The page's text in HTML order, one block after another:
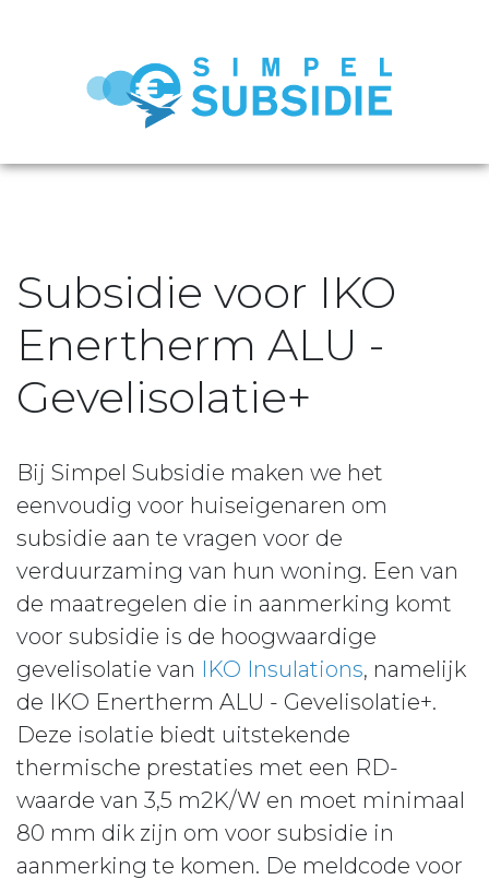
Subsidie voor IKO
Enertherm ALU -
Gevelisolatie+
Bij Simpel Subsidie maken we het
eenvoudig voor huiseigenaren om
subsidie aan te vragen voor de
verduurzaming van hun woning. Een van
de maatregelen die in aanmerking komt
voor subsidie is de hoogwaardige
gevelisolatie van IKO Insulations, namelijk
de IKO Enertherm ALU - Gevelisolatie+.
Deze isolatie biedt uitstekende
thermische prestaties met een RD-
waarde van 3,5 m2K/W en moet minimaal
80 mm dik zijn om voor subsidie in
aanmerking te komen. De meldcode voor